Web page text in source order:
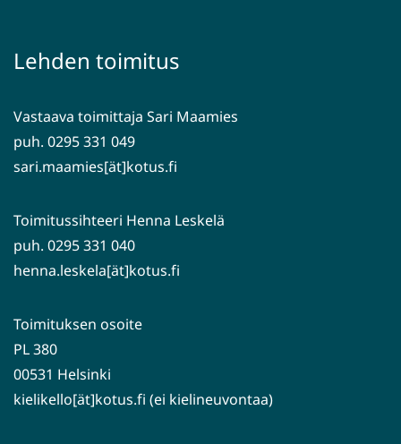
toiseen
Lehden toimitus
Vastaava toimittaja Sari Maamies
puh. 0295 331 049
sari.maamies[ät]kotus.fi
Toimitussihteeri Henna Leskelä
puh. 0295 331 040
henna.leskela[ät]kotus.fi
Toimituksen osoite
PL 380
00531 Helsinki
kielikello[ät]kotus.fi (ei kielineuvontaa)